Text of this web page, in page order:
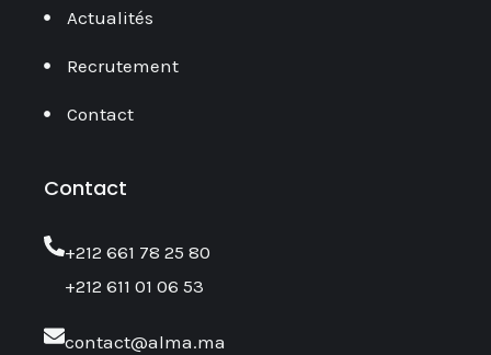
Actualités
Recrutement
Contact
Contact
‎+212 661 78 25 80
+212 611 01 06 53
contact@alma.ma